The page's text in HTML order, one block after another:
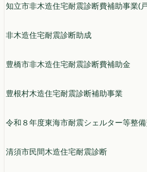
知立市非木造住宅耐震診断費補助事業(
非木造住宅耐震診断助成
豊橋市非木造住宅耐震診断費補助金
豊根村木造住宅耐震診断補助事業
令和８年度東海市耐震シェルター等整
清須市民間木造住宅耐震診断